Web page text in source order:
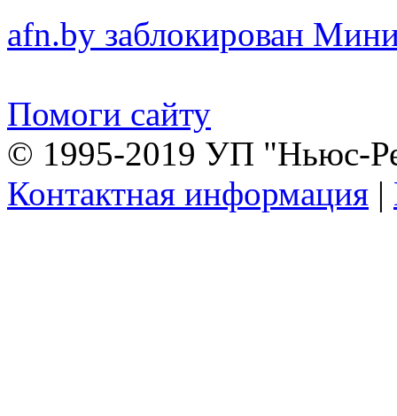
afn.by заблокирован
Помоги сайту
© 1995-2019 УП "Ньюс-
Контактная информация |